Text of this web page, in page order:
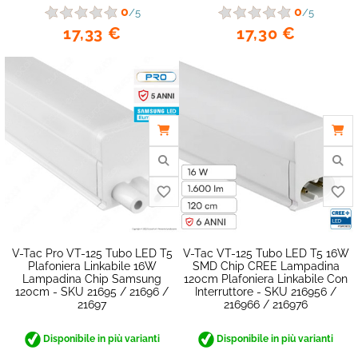
favorite_border
0/5
17,33 €
0/5
17,30 €
V-Tac Pro VT-125 Tubo LED T5
Plafoniera Linkabile 16W
Lampadina Chip Samsung
120cm - SKU 21695 / 21696 /
21697
Disponibile in più varianti
V-Tac VT-125 Tubo LED T5 16W
SMD Chip CREE Lampadina
120cm Plafoniera Linkabile Con
Interruttore - SKU 216956 /
216966 / 216976
Disponibile in più varianti